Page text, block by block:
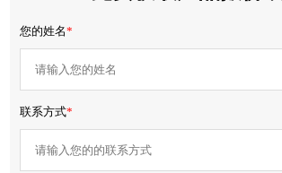
您的姓名*
联系方式*